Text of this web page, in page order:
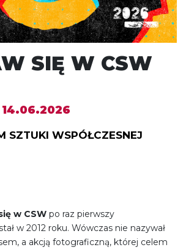
SIĘ W CSW
SZTUKI WSPÓŁCZESNEJ
w CSW po raz pierwszy
w 2012 roku. Wówczas nie nazywał
a akcją fotograficzną, której celem